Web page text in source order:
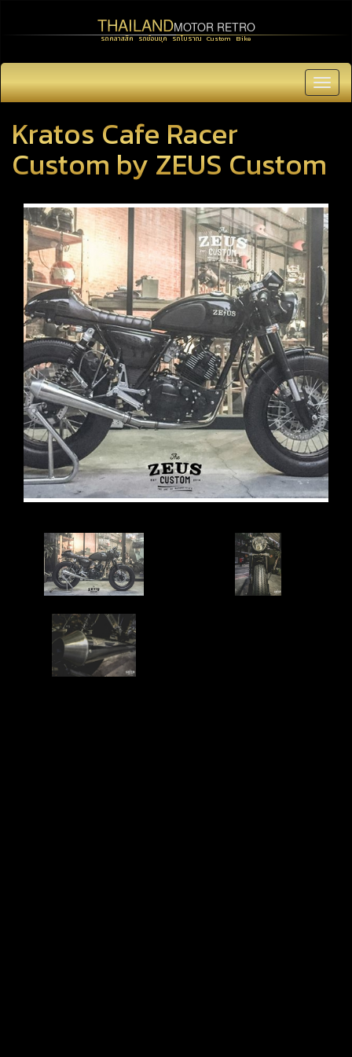
THAILANDMOTOR RETRO
รถคลาสสิค รถย้อนยุค รถโบราณ Custom Bike
Kratos Cafe Racer
Custom by ZEUS Custom